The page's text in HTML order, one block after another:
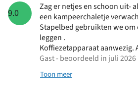
9.0
Zag er netjes en schoon uit-
een kampeerchaletje
Stapelbed gebruikten we om
leggen .
Koffiezetapparaat aanwezig.
Gast - beoordeeld in juli 2026
Toon meer